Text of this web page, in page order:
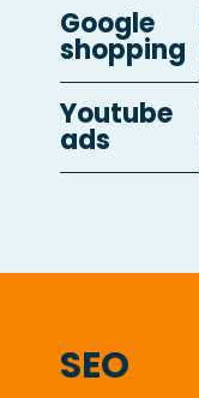
Google
shopping
Youtube
ads
SEO